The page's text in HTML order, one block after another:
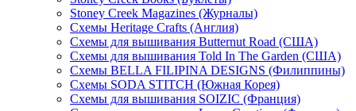
Stoney Creek Magazines (Журналы)
Схемы Heritage Crafts (Англия)
Схемы для вышивания Butternut Road (США)
Схемы для вышивания Told In The Garden (США)
Схемы BELLA FILIPINA DESIGNS (Филиппины)
Схемы SODA STITCH (Южная Корея)
Схемы для вышивания SOIZIC (Франция)